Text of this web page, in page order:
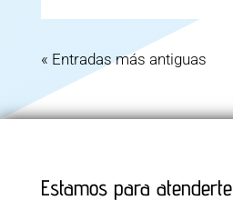
« Entradas más antiguas
Estamos para atenderte